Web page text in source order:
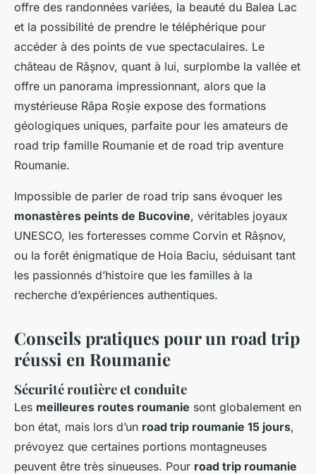
offre des randonnées variées, la beauté du Balea Lac
et la possibilité de prendre le téléphérique pour
accéder à des points de vue spectaculaires. Le
château de Râșnov, quant à lui, surplombe la vallée et
offre un panorama impressionnant, alors que la
mystérieuse Râpa Roșie expose des formations
géologiques uniques, parfaite pour les amateurs de
road trip famille Roumanie et de road trip aventure
Roumanie.
Impossible de parler de road trip sans évoquer les
monastères peints de Bucovine, véritables joyaux
UNESCO, les forteresses comme Corvin et Râșnov,
ou la forêt énigmatique de Hoia Baciu, séduisant tant
les passionnés d’histoire que les familles à la
recherche d’expériences authentiques.
Conseils pratiques pour un road trip
réussi en Roumanie
Sécurité routière et conduite
Les meilleures routes roumanie sont globalement en
bon état, mais lors d’un road trip roumanie 15 jours,
prévoyez que certaines portions montagneuses
peuvent être très sinueuses. Pour road trip roumanie